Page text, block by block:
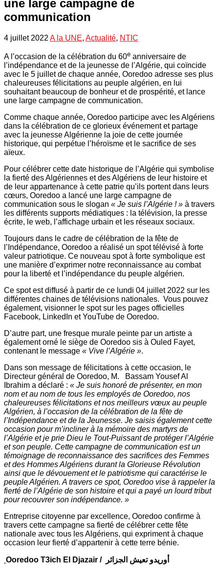
une large campagne de
communication
4 juillet 2022 A la UNE, Actualité, NTIC
A l’occasion de la célébration du 60e anniversaire de
l’indépendance et de la jeunesse de l’Algérie, qui coïncide
avec le 5 juillet de chaque année, Ooredoo adresse ses plus
chaleureuses félicitations au peuple algérien, en lui
souhaitant beaucoup de bonheur et de prospérité, et lance
une large campagne de communication.
Comme chaque année, Ooredoo participe avec les Algériens
dans la célébration de ce glorieux événement et partage
avec la jeunesse Algérienne la joie de cette journée
historique, qui perpétue l’héroïsme et le sacrifice de ses
aïeux.
Pour célébrer cette date historique de l’Algérie qui symbolise
la fierté des Algériennes et des Algériens de leur histoire et
de leur appartenance à cette patrie qu’ils portent dans leurs
cœurs, Ooredoo a lancé une large campagne de
communication sous le slogan « Je suis l’Algérie ! » à travers
les différents supports médiatiques : la télévision, la presse
écrite, le web, l’affichage urbain et les réseaux sociaux.
Toujours dans le cadre de célébration de la fête de
l’Indépendance, Ooredoo a réalisé un spot télévisé à forte
valeur patriotique. Ce nouveau spot à forte symbolique est
une manière d’exprimer notre reconnaissance au combat
pour la liberté et l’indépendance du peuple algérien.
Ce spot est diffusé à partir de ce lundi 04 juillet 2022 sur les
différentes chaines de télévisions nationales. Vous pouvez
également, visionner le spot sur les pages officielles
Facebook, LinkedIn et YouTube de Ooredoo.
D’autre part, une fresque murale peinte par un artiste a
également orné le siège de Ooredoo sis à Ouled Fayet,
contenant le message « Vive l’Algérie ».
Dans son message de félicitations à cette occasion, le
Directeur général de Ooredoo, M. Bassam Yousef Al
Ibrahim a déclaré : « Je suis honoré de présenter, en mon
nom et au nom de tous les employés de Ooredoo, nos
chaleureuses félicitations et nos meilleurs vœux au peuple
Algérien, à l’occasion de la célébration de la fête de
l’Indépendance et de la Jeunesse. Je saisis également cette
occasion pour m’incliner à la mémoire des martyrs de
l’Algérie et je prie Dieu le Tout-Puissant de protéger l’Algérie
et son peuple. Cette campagne de communication est un
témoignage de reconnaissance des sacrifices des Femmes
et des Hommes Algériens durant la Glorieuse Révolution
ainsi que le dévouement et le patriotisme qui caractérise le
peuple Algérien. A travers ce spot, Ooredoo vise à rappeler la
fierté de l’Algérie de son histoire et qui a payé un lourd tribut
pour recouvrer son indépendance. »
Entreprise citoyenne par excellence, Ooredoo confirme à
travers cette campagne sa fierté de célébrer cette fête
nationale avec tous les Algériens, qui expriment à chaque
occasion leur fierté d’appartenir à cette terre bénie.
Ooredoo T3ich El Djazair / أوريدو تعيش الجزائر